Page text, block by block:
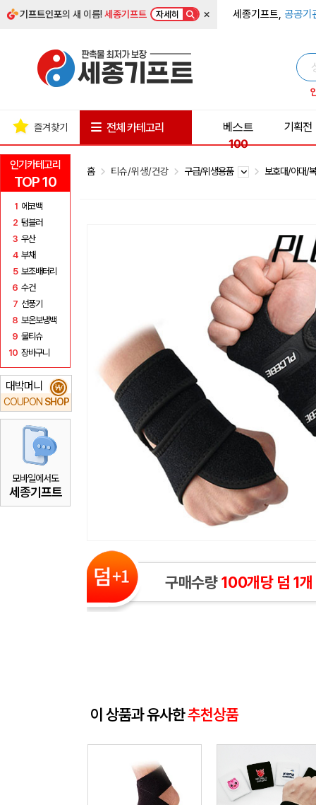
기프트인포의 새 이름!세종기프트 자세히 × 세종기프트, 공공기
인기카테고리
TOP 10
1 에코백
2 텀블러
3 우산
4 부채
5 보조배터리
6 수건
7 선풍기
8 보온보냉백
9 물티슈
10 장바구니
대박머니
COUPON SHOP
₩
모바일에서도
세종기프트
즐겨찾기 전체 카테고리
베스트
100
기획전
홈 티슈/위생/건강 구급/위생용품 보호대/아대/
구매수량100개당 덤 1개
이 상품과 유사한추천상품